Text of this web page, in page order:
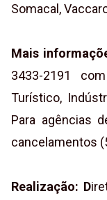
Somacal,
Mais
3433-2191
Turístico,
Para agências
cancelamentos
Realização: D